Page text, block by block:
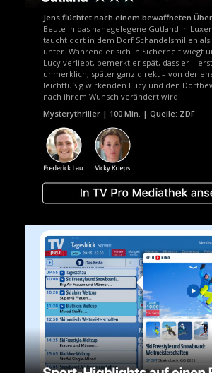
Jens flüchtet nach einem bewaffneten
Beute in das nahegelegene Gutland in
taucht dort in dem Dorf Schandelsmillen
unter. Während er sich in Sicherheit wiegt
Lucy verliebt, bemerkt er spät, dass er – erst
unmerklich, später ganz direkt – von der
leichtfüßig wirkenden Lucy und den
nach ihrem Wunsch verändert wird.
Mysterythriller | 100 Min. | Quelle: ZDF